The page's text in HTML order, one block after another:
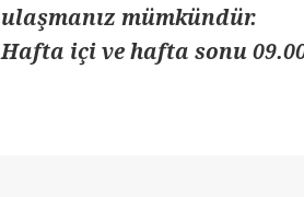
ulaşmanız mümkündür.
Hafta içi ve hafta sonu